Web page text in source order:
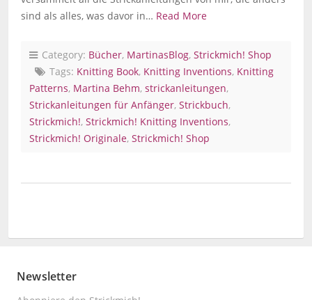
sind als alles, was davor in… Read More
Category: Bücher, MartinasBlog, Strickmich! Shop
Tags: Knitting Book, Knitting Inventions, Knitting
Patterns, Martina Behm, strickanleitungen,
Strickanleitungen für Anfänger, Strickbuch,
Strickmich!, Strickmich! Knitting Inventions,
Strickmich! Originale, Strickmich! Shop
Newsletter